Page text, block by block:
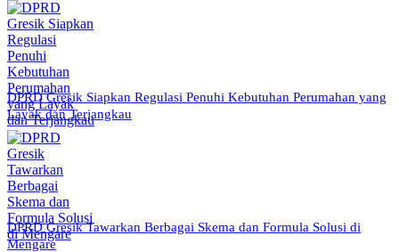
DPRD Gresik Siapkan Regulasi Penuhi Kebutuhan Perumahan yang
Layak dan Terjangkau
DPRD Gresik Tawarkan Berbagai Skema dan Formula Solusi di
Mengare